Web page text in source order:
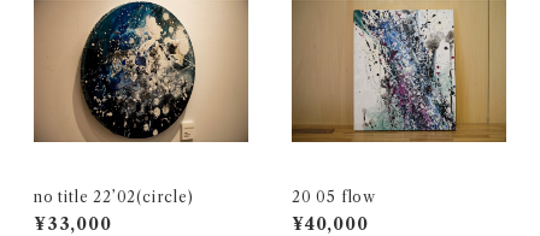
no title 22’02(circle)
¥33,000
20 05 flow
¥40,000